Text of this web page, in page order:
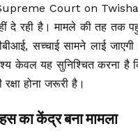
Court on
दे रही है। मामले की तह तक
सच्चाई सामने लाई
केवल यह सुनिश्चित करना है कि
होना जरूरी है।
का केंद्र बना मामला